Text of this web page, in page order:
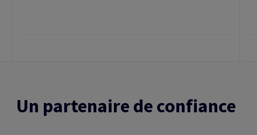
Un partenaire de confiance